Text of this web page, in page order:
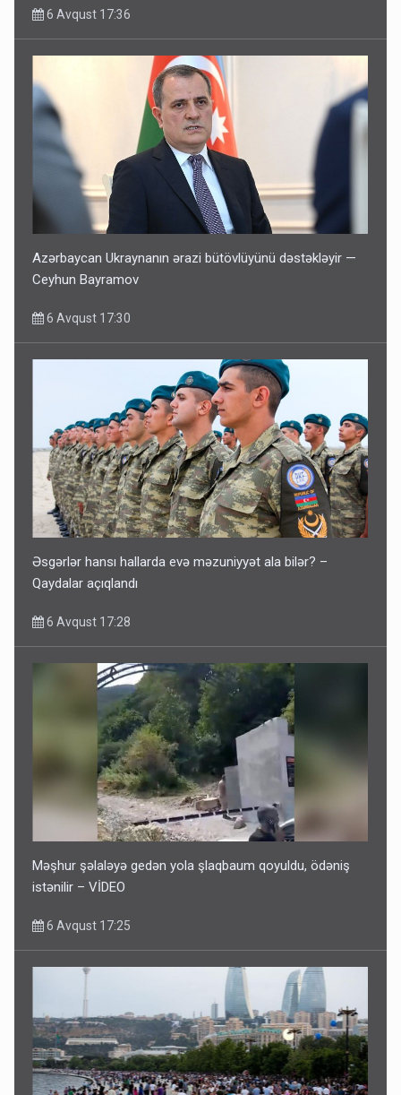
6 Avqust 17:36
Azərbaycan Ukraynanın ərazi bütövlüyünü dəstəkləyir —
Ceyhun Bayramov
6 Avqust 17:30
Əsgərlər hansı hallarda evə məzuniyyət ala bilər? –
Qaydalar açıqlandı
6 Avqust 17:28
Məşhur şəlaləyə gedən yola şlaqbaum qoyuldu, ödəniş
istənilir – VİDEO
6 Avqust 17:25